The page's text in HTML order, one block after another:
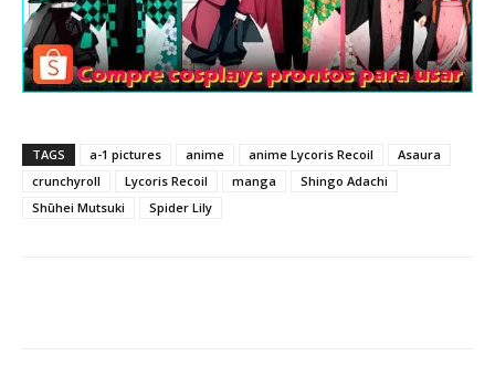
TAGS a-1 pictures anime anime Lycoris Recoil
Asaura
crunchyroll
Lycoris Recoil manga
Shingo Adachi
Shūhei Mutsuki
Spider Lily